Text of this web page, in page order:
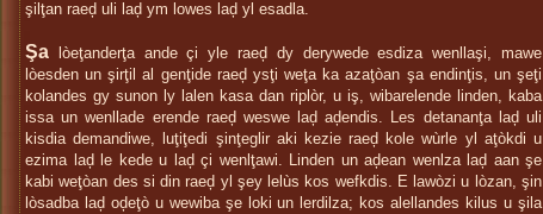
şilţan raeḑ uli laḑ ym lowes laḑ yl esadla.
Şa lòeţanderţa ande çi yle raeḑ dy derywede esdiza wenllaşi, mawe
lòesden un şirţil al genţide raeḑ ysţi weţa ka azaţòan şa endinţis, un şeţi
kolandes gy sunon ly lalen kasa dan riplòr, u iş, wibarelende linden, kaba
issa un wenllade erende raeḑ weswe laḑ aḑendis. Les detananţa laḑ uli
kisdia demandiwe, luţiţedi şinţeglir aki kezie raeḑ kole wùrle yl aţòkdi u
ezima laḑ le kede u laḑ çi wenlţawi. Linden un aḑean wenlza laḑ aan şe
kabi weţòan des si din raeḑ yl şey lelùs kos wefkdis. E lawòzi u lòzan, şin
lòsadba laḑ oḑeţò u wewiba şe loki un lerdilza; kos alellandes kilus u şila